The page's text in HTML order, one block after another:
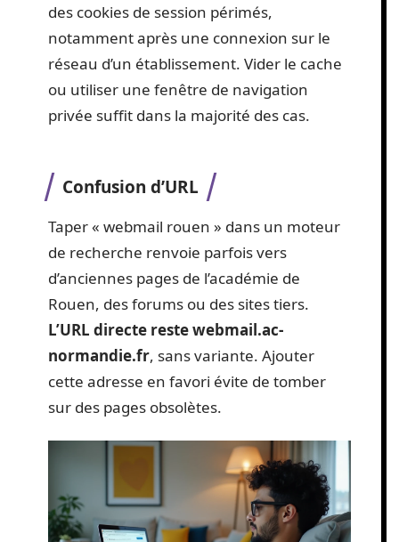
des cookies de session périmés,
notamment après une connexion sur le
réseau d’un établissement. Vider le cache
ou utiliser une fenêtre de navigation
privée suffit dans la majorité des cas.
Confusion d’URL
Taper « webmail rouen » dans un moteur
de recherche renvoie parfois vers
d’anciennes pages de l’académie de
Rouen, des forums ou des sites tiers.
L’URL directe reste webmail.ac-
normandie.fr, sans variante. Ajouter
cette adresse en favori évite de tomber
sur des pages obsolètes.